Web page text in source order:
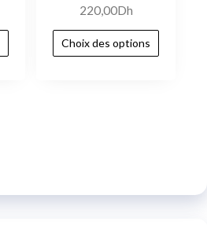
220,00Dh
Choix des options